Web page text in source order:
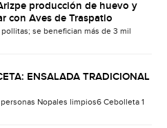
producción de huevo y
con Aves de Traspatio
se benefician más de 3 mil
ENSALADA TRADICIONAL
Nopales limpios6 Cebolleta 1